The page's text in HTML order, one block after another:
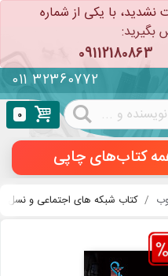
با یکی از شماره
بگیرید:
09112180863
011 32360772
0
کتاب‌های چاپی
کتاب شبکه های اجتماعی و نسل